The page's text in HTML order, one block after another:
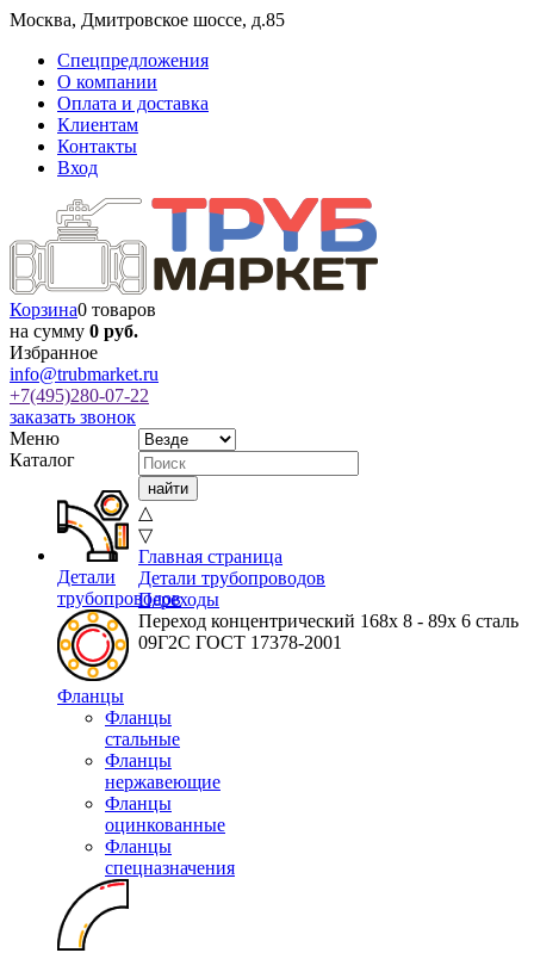
Москва, Дмитровское шоссе, д.85
Спецпредложения
О компании
Оплата и доставка
Клиентам
Контакты
Вход
Корзина0 товаров
на сумму 0 руб.
Избранное
info@trubmarket.ru
+7(495)280-07-22
заказать звонок
Меню
Каталог
Детали
трубопроводов
Фланцы
Фланцы
стальные
Фланцы
нержавеющие
Фланцы
оцинкованные
Фланцы
спецназначения
△
▽
Главная страница
Детали трубопроводов
Переходы
Переход концентрический 168х 8 - 89х 6 сталь
09Г2С ГОСТ 17378-2001